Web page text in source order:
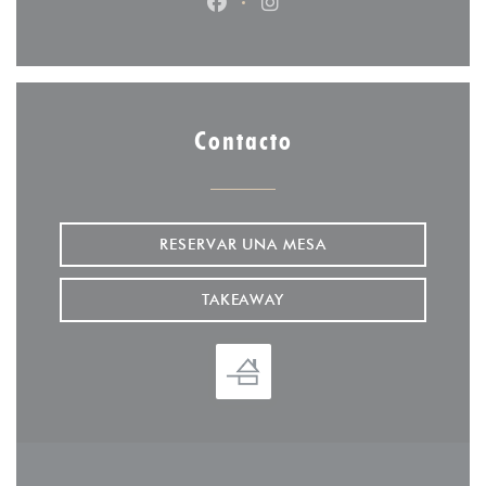
Facebook ((abre en una nueva
Instagram ((abre en una
Contacto
RESERVAR UNA MESA
TAKEAWAY